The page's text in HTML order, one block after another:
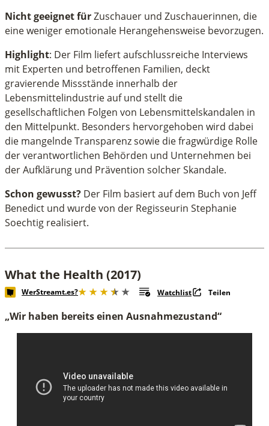
Nicht geeignet fürZuschauer und Zuschauerinnen, die
eine weniger emotionale Herangehensweise bevorzugen.
Highlight: Der Film liefert aufschlussreiche Interviews
mit Experten und betroffenen Familien, deckt
gravierende Missstände innerhalb der
Lebensmittelindustrie auf und stellt die
gesellschaftlichen Folgen von Lebensmittelskandalen in
den Mittelpunkt. Besonders hervorgehoben wird dabei
die mangelnde Transparenz sowie die fragwürdige Rolle
der verantwortlichen Behörden und Unternehmen bei
der Aufklärung und Prävention solcher Skandale.
Schon gewusst? Der Film basiert auf dem Buch von Jeff
Benedict und wurde von der Regisseurin Stephanie
Soechtig realisiert.
What the Health (2017)
WerStreamt.es? Watchlist Teilen
„Wir haben bereits einen Ausnahmezustand“